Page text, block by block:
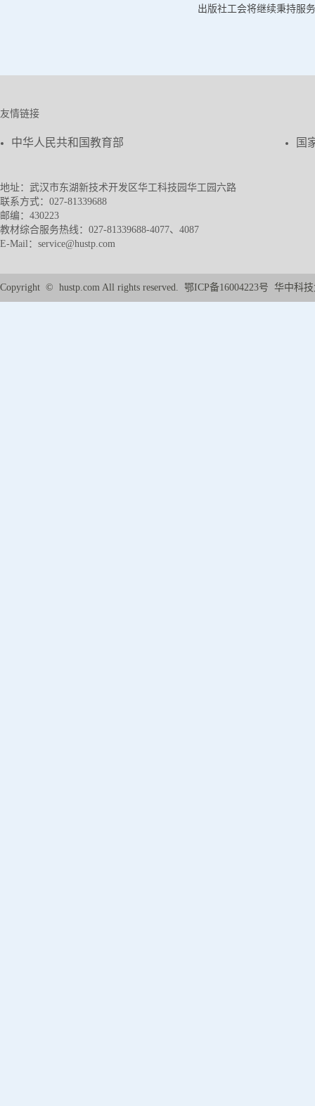
出版社工会将继续秉持服
友情链接
中华人民共和国教育部 国
地址：武汉市东湖新技术开发区华工科技园华工园六路
联系方式：027-81339688
邮编：430223
教材综合服务热线：027-81339688-4077、4087
E-Mail：service@hustp.com
Copyright © hustp.com All rights reserved. 鄂ICP备16004223号 华中科